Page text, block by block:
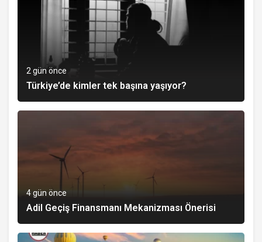
2 gün önce
Türkiye’de kimler tek başına yaşıyor?
4 gün önce
Adil Geçiş Finansmanı Mekanizması Önerisi